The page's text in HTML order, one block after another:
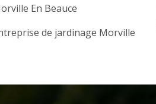
En Beauce
de jardinage Morville